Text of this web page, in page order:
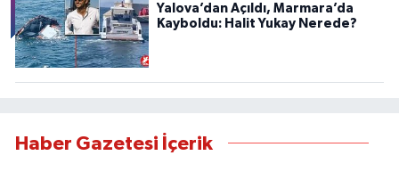
Yalova’dan Açıldı, Marmara’da
Kayboldu: Halit Yukay Nerede?
Haber Gazetesi İçerik